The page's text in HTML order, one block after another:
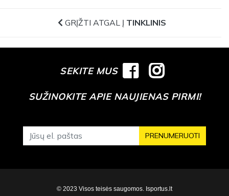
GRĮŽTI ATGAL Į TINKLINIS
SEKITE MUS
SUŽINOKITE APIE NAUJIENAS PIRMI!
PRENUMERUOTI
© 2023 Visos teisės saugomos. Isportus.lt